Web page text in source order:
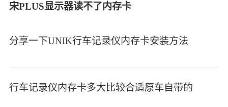
宋PLUS显示器读不了内存卡
分享一下UNIK行车记录仪内存卡安装方法
行车记录仪内存卡多大比较合适原车自带的